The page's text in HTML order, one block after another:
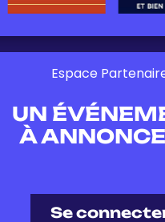
Espace
UN
À
Se